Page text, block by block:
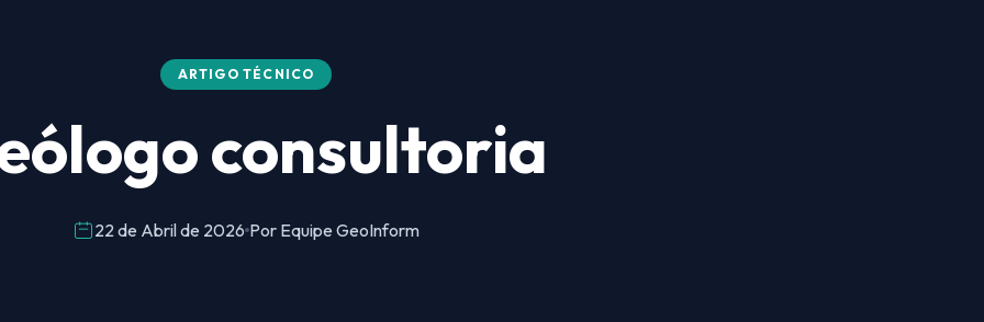
ARTIGO TÉCNICO
consultoria
22 de Abril de 2026 Por Equipe GeoInform